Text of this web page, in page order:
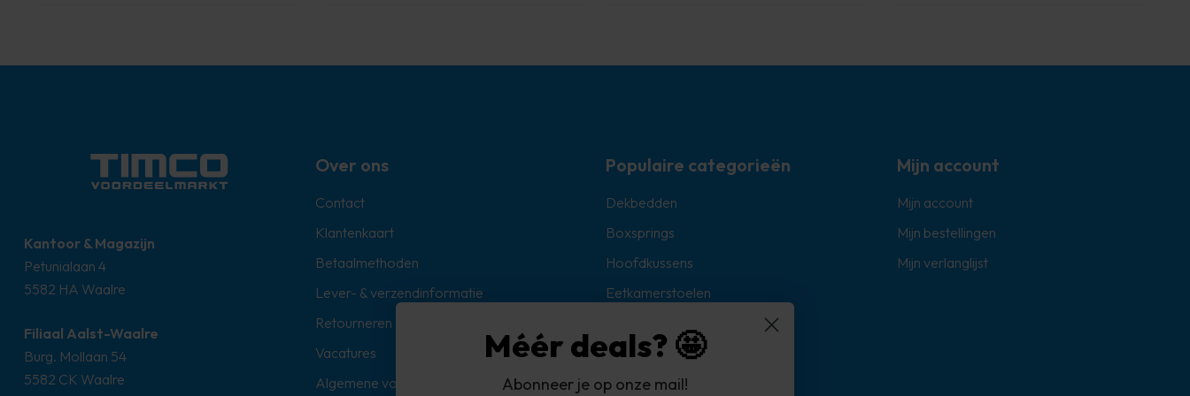
Kantoor & Magazijn
Petunialaan 4
5582 HA Waalre
Filiaal Aalst-Waalre
Burg. Mollaan 54
5582 CK Waalre
Over ons
Contact
Klantenkaart
Betaalmethoden
Lever- & verzendinformatie
Retourneren
Vacatures
Algemene voorwaarden
Populaire categorieën
Dekbedden
Boxsprings
Hoofdkussens
Eetkamerstoelen
Hoekbanken
Mijn account
Mijn account
Mijn bestellingen
Mijn verlanglijst
Méér deals? 🤩
Abonneer je op onze mail!